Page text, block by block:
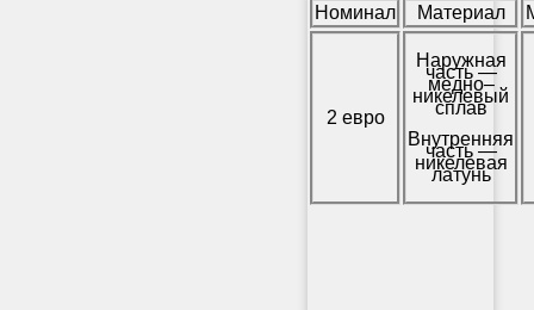
Номинал Материал
2 евро
Наружная
часть —
медно–
никелевый
сплав
Внутренняя
часть —
никелевая
латунь